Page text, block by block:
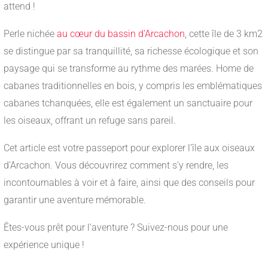
attend !
Perle nichée au cœur du bassin d’Arcachon , cette île de 3 km2
se distingue par sa tranquillité, sa richesse écologique et son
paysage qui se transforme au rythme des marées. Home de
cabanes traditionnelles en bois, y compris les emblématiques
cabanes tchanquées, elle est également un sanctuaire pour
les oiseaux, offrant un refuge sans pareil.
Cet article est votre passeport pour explorer l’île aux oiseaux
d’Arcachon. Vous découvrirez comment s’y rendre, les
incontournables à voir et à faire, ainsi que des conseils pour
garantir une aventure mémorable.
Êtes-vous prêt pour l’aventure ? Suivez-nous pour une
expérience unique !